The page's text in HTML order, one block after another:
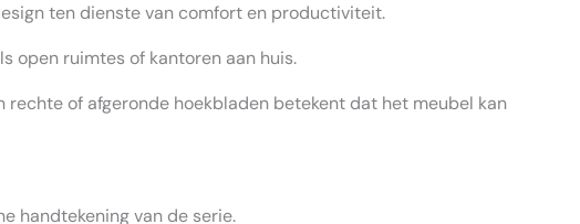
ten dienste van comfort en productiviteit.
open ruimtes of kantoren aan huis.
of afgeronde hoekbladen betekent dat het meubel kan
handtekening van de serie.